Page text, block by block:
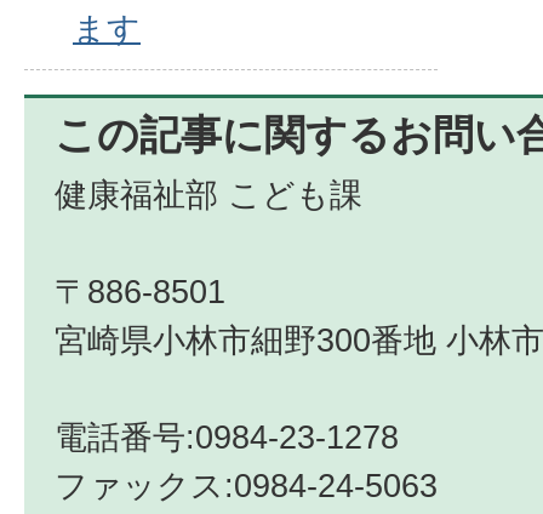
ます
この記事に関するお問い
健康福祉部 こども課
〒886-8501
宮崎県小林市細野300番地 小林
電話番号:0984-23-1278
ファックス:0984-24-5063